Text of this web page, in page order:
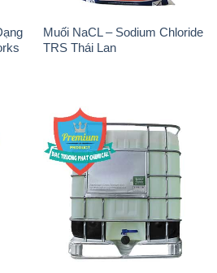
Muối NaCL – Sodium Chloride
TRS Thái Lan